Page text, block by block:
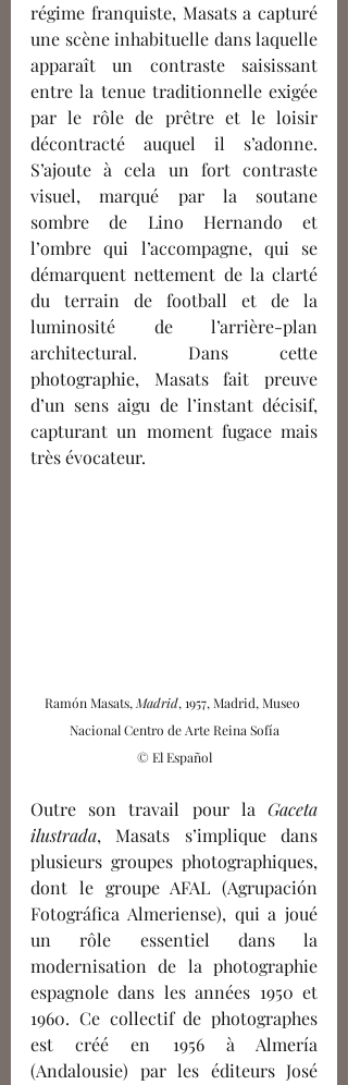
régime franquiste, Masats a capturé
une scène inhabituelle dans laquelle
apparaît un contraste saisissant
entre la tenue traditionnelle exigée
par le rôle de prêtre et le loisir
décontracté auquel il s’adonne.
S’ajoute à cela un fort contraste
visuel, marqué par la soutane
sombre de Lino Hernando et
l’ombre qui l’accompagne, qui se
démarquent nettement de la clarté
du terrain de football et de la
luminosité de l’arrière-plan
architectural. Dans cette
photographie, Masats fait preuve
d’un sens aigu de l’instant décisif,
capturant un moment fugace mais
très évocateur.
Ramón Masats, Madrid, 1957, Madrid, Museo
Nacional Centro de Arte Reina Sofía
© El Español
Outre son travail pour la Gaceta
ilustrada, Masats s’implique dans
plusieurs groupes photographiques,
dont le groupe AFAL (Agrupación
Fotográfica Almeriense), qui a joué
un rôle essentiel dans la
modernisation de la photographie
espagnole dans les années 1950 et
1960. Ce collectif de photographes
est créé en 1956 à Almería
(Andalousie) par les éditeurs José